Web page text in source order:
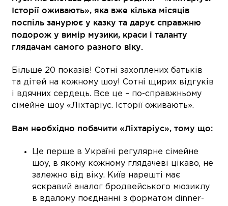
Історії оживають», яка вже кілька місяців
поспіль занурює у казку та дарує справжню
подорож у вимір музики, краси і таланту
глядачам самого разного віку.
Більше 20 показів! Сотні захоплених батьків
та дітей на кожному шоу! Сотні щирих відгуків
і вдячних сердець. Все це – по-справжньому
сімейне шоу «Ліхтаріус. Історії оживають».
Вам необхідно побачити «Ліхтаріус», тому що:
Це перше в Україні регулярне сімейне
шоу, в якому кожному глядачеві цікаво, не
залежно від віку. Київ нарешті має
яскравий аналог бродвейського мюзиклу
в вдалому поєднанні з форматом dinner-